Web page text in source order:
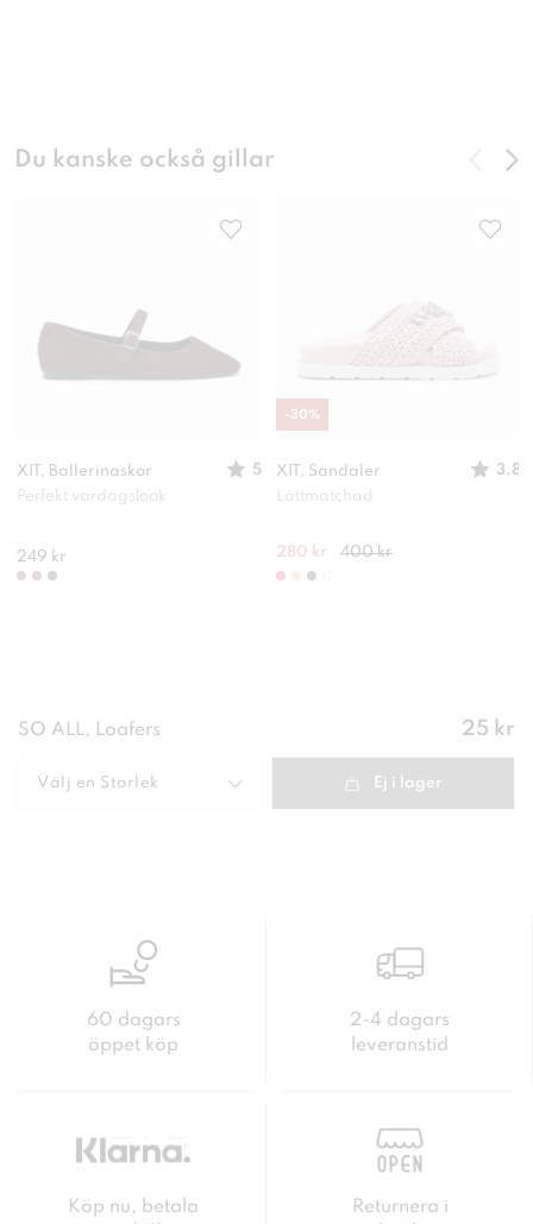
Du kanske också gillar
XIT, Ballerinaskor
5
Perfekt vardagslook
249 kr
XIT, Sandaler
3.8
Lättmatchad
280 kr 400 kr
-30%
SO ALL, Loafers Pris:
25 kr
Välj en Storlek Ej i lager
60 dagars
öppet köp
2-4 dagars
leveranstid
Köp nu, betala
Returnera i